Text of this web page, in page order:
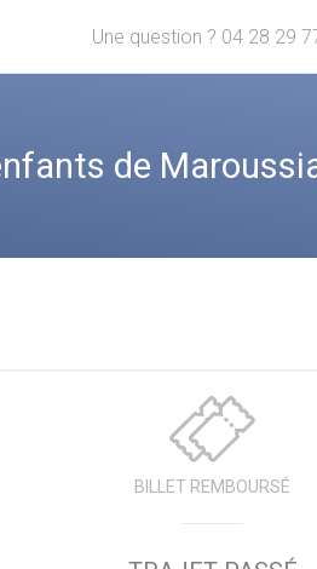
Une question ? 04 28 29
de
BILLET REMBOURSÉ